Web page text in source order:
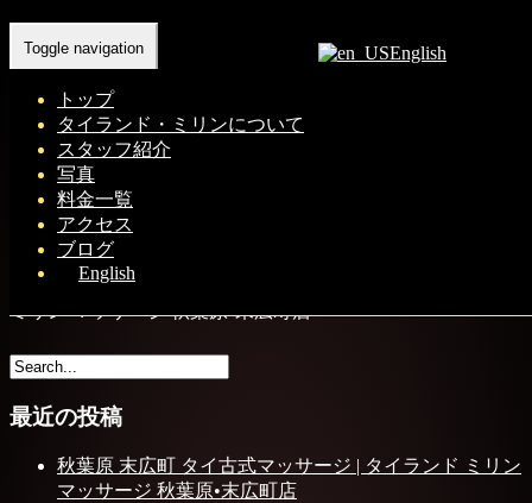
English
Toggle navigation
トップ
タイランド・ミリンについて
スタッフ紹介
写真
料金一覧
アクセス
ブログ
English
Home- FRE…
FREE WIFI 秋葉原 末広町 タイ古式マッサージ | タイランド
ミリン マッサージ 秋葉原•末広町店
最近の投稿
秋葉原 末広町 タイ古式マッサージ | タイランド ミリン
マッサージ 秋葉原•末広町店